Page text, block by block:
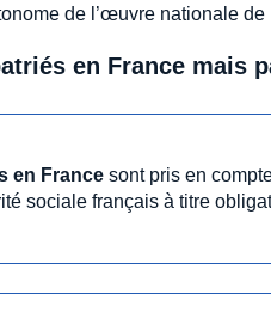
de l’œuvre nationale
en France mais
en France sont pris en
sociale français à titre